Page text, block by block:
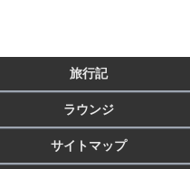
旅行記
ラウンジ
サイトマップ